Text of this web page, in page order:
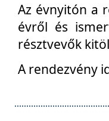
Az évnyitón a
évről és
résztvevők
A rendezvény